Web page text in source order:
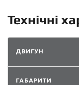
Технічні
ДВИГУН
ГАБАРИТИ